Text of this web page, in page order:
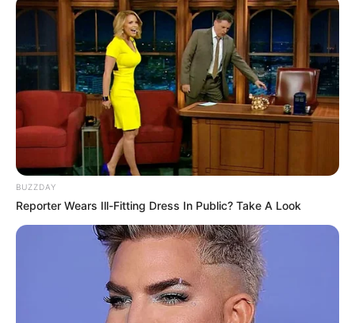
BUZZDAY
Reporter Wears Ill-Fitting Dress In Public? Take A Look